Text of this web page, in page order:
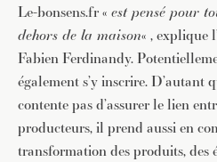
Le-bonsens.fr « est pensé pour
dehors de la maison« , explique
Fabien Ferdinandy.
également s’y inscrire. D’autant
contente pas d’assurer le lien
producteurs, il prend aussi en
transformation des produits, des